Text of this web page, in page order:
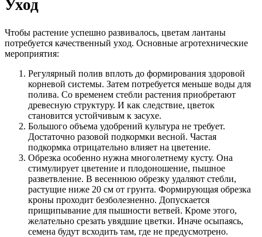
Уход
Чтобы растение успешно развивалось, цветам лантаны
потребуется качественный уход. Основные агротехнические
мероприятия:
Регулярный полив вплоть до формирования здоровой
корневой системы. Затем потребуется меньше воды для
полива. Со временем стебли растения приобретают
древесную структуру. И как следствие, цветок
становится устойчивым к засухе.
Большого объема удобрений культура не требует.
Достаточно разовой подкормки весной. Частая
подкормка отрицательно влияет на цветение.
Обрезка особенно нужна многолетнему кусту. Она
стимулирует цветение и плодоношение, пышное
разветвление. В весеннюю обрезку удаляют стебли,
растущие ниже 20 см от грунта. Формирующая обрезка
кроны проходит безболезненно. Допускается
прищипывание для пышности ветвей. Кроме этого,
желательно срезать увядшие цветки. Иначе осыпаясь,
семена будут всходить там, где не предусмотрено.